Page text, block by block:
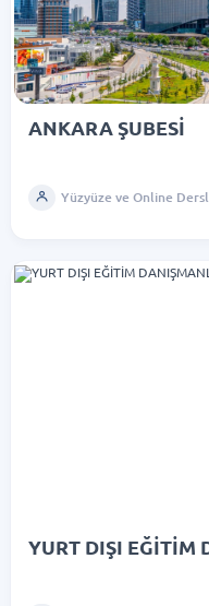
ANKARA ŞUBESİ
Yüzyüze ve Online
YURT DIŞI EĞİTİM